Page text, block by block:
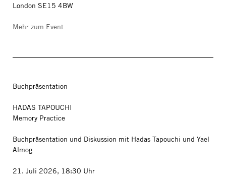
London SE15 4BW
Mehr zum Event
Buchpräsentation
HADAS TAPOUCHI
Memory Practice
Buchpräsentation und Diskussion mit Hadas Tapouchi und Yael
Almog
21. Juli 2026, 18:30 Uhr